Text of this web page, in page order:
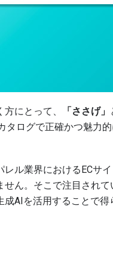
にとって、 「ささげ」
タログで正確かつ魅力
レル業界におけるECサ
せん。そこで注目され
成AIを活用することで